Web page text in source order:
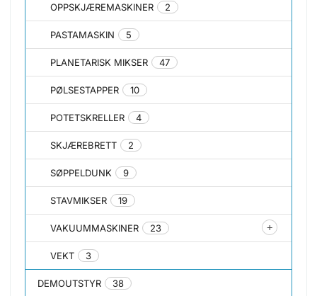
OPPSKJÆREMASKINER 2
PASTAMASKIN 5
PLANETARISK MIKSER 47
PØLSESTAPPER 10
POTETSKRELLER 4
SKJÆREBRETT 2
SØPPELDUNK 9
STAVMIKSER 19
VAKUUMMASKINER 23
VEKT 3
DEMOUTSTYR 38